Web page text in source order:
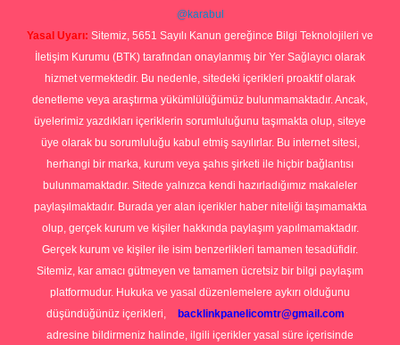
@karabul
Yasal Uyarı: Sitemiz, 5651 Sayılı Kanun gereğince Bilgi Teknolojileri ve
İletişim Kurumu (BTK) tarafından onaylanmış bir Yer Sağlayıcı olarak
hizmet vermektedir. Bu nedenle, sitedeki içerikleri proaktif olarak
denetleme veya araştırma yükümlülüğümüz bulunmamaktadır. Ancak,
üyelerimiz yazdıkları içeriklerin sorumluluğunu taşımakta olup, siteye
üye olarak bu sorumluluğu kabul etmiş sayılırlar. Bu internet sitesi,
herhangi bir marka, kurum veya şahıs şirketi ile hiçbir bağlantısı
bulunmamaktadır. Sitede yalnızca kendi hazırladığımız makaleler
paylaşılmaktadır. Burada yer alan içerikler haber niteliği taşımamakta
olup, gerçek kurum ve kişiler hakkında paylaşım yapılmamaktadır.
Gerçek kurum ve kişiler ile isim benzerlikleri tamamen tesadüfidir.
Sitemiz, kar amacı gütmeyen ve tamamen ücretsiz bir bilgi paylaşım
platformudur. Hukuka ve yasal düzenlemelere aykırı olduğunu
düşündüğünüz içerikleri,
backlinkpanelicomtr@gmail.com
adresine bildirmeniz halinde, ilgili içerikler yasal süre içerisinde